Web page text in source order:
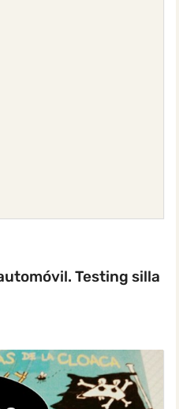
Testing silla